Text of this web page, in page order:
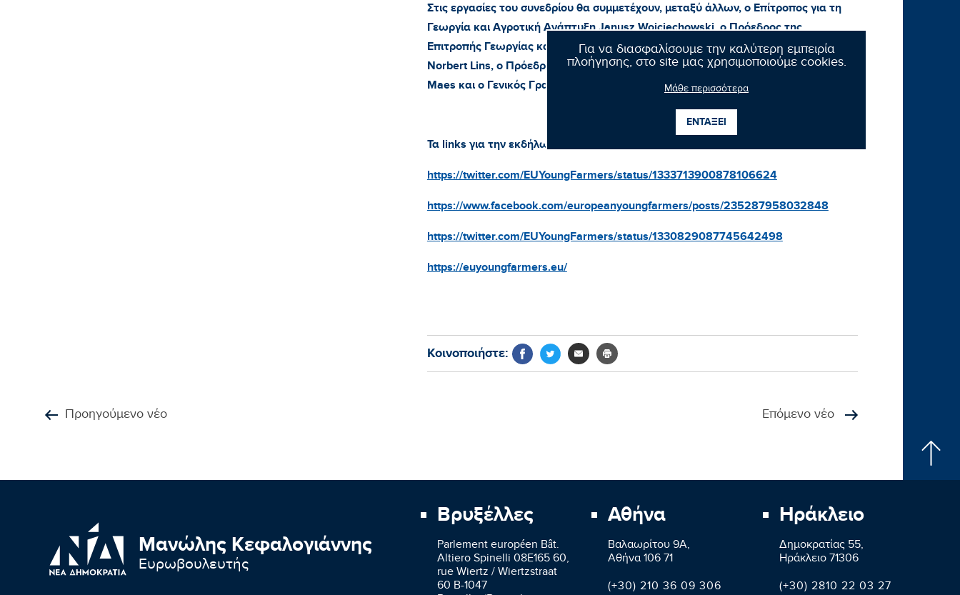
Για να διασφαλίσουμε την καλύτερη εμπειρία
πλοήγησης, στο site μας χρησιμοποιούμε cookies.
Μάθε περισσότερα
ΕΝΤΑΞΕΙ
Στις εργασίες του συνεδρίου θα συμμετέχουν, μεταξύ άλλων, ο Επίτροπος για τη
Γεωργία και Αγροτική Ανάπτυξη Janusz Wojciechowski, ο Πρόεδρος της
Επιτροπής Γεωργίας και Ανάπτυξης Υπαίθρου του Ευρωπαϊκού Κοινοβουλίου
Norbert Lins, ο Πρόεδρος του Ευρωπαϊκού Συμβουλίου Νέων Αγροτών Jannes
Maes και ο Γενικός Γραμματέας της COPA-COGECA Pekka Pesonen.
Τα links για την εκδήλωση:
https://twitter.com/EUYoungFarmers/status/1333713900878106624
https://www.facebook.com/europeanyoungfarmers/posts/235287958032848
https://twitter.com/EUYoungFarmers/status/1330829087745642498
https://euyoungfarmers.eu/
Κοινοποιήστε:
Προηγούμενο νέο Επόμενο νέο
Μανώλης Κεφαλογιάννης
Ευρωβουλευτής
Βρυξέλλες
Parlement européen Bât.
Altiero Spinelli 08E165 60,
rue Wiertz / Wiertzstraat
60 B-1047
Αθήνα
Βαλαωρίτου 9A,
Aθήνα 106 71
(+30) 210 36 09 306
Ηράκλειο
Δημοκρατίας 55,
Ηράκλειο 71306
(+30) 2810 22 03 27